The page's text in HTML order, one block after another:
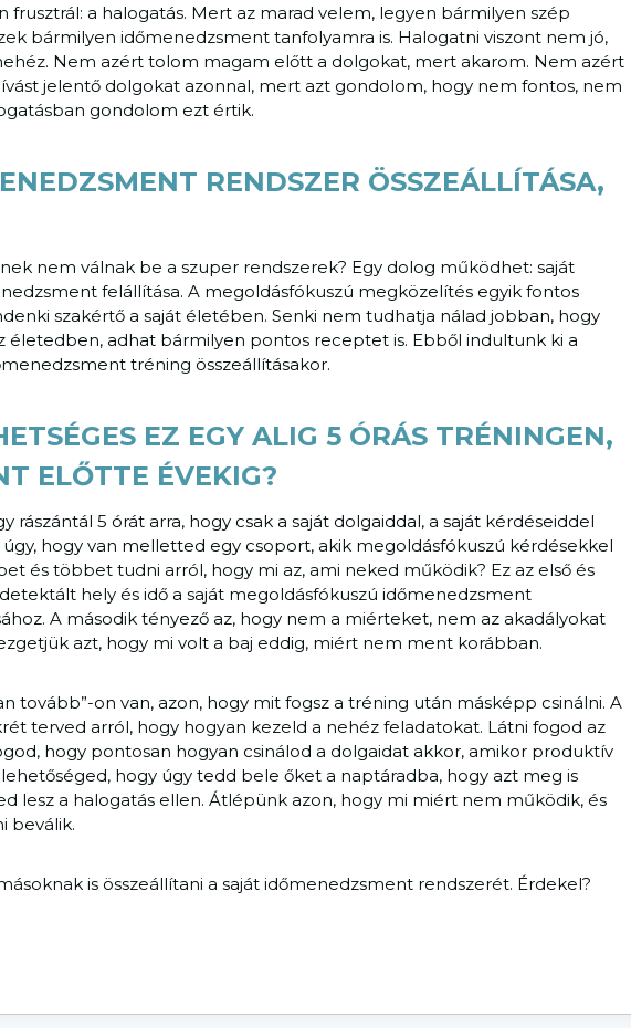
frusztrál: a halogatás. Mert az marad velem, legyen bármilyen szép
bármilyen időmenedzsment tanfolyamra is. Halogatni viszont nem jó,
Nem azért tolom magam előtt a dolgokat, mert akarom. Nem azért
jelentő dolgokat azonnal, mert azt gondolom, hogy nem fontos, nem
gondolom ezt értik.
RENDSZER ÖSSZEÁLLÍTÁSA,
nem válnak be a szuper rendszerek? Egy dolog működhet: saját
felállítása. A megoldásfókuszú megközelítés egyik fontos
szakértő a saját életében. Senki nem tudhatja nálad jobban, hogy
életedben, adhat bármilyen pontos receptet is. Ebből indultunk ki a
tréning összeállításakor.
EZ EGY ALIG 5 ÓRÁS TRÉNINGEN,
ELŐTTE ÉVEKIG?
rászántál 5 órát arra, hogy csak a saját dolgaiddal, a saját kérdéseiddel
úgy, hogy van melletted egy csoport, akik megoldásfókuszú kérdésekkel
és többet tudni arról, hogy mi az, ami neked működik? Ez az első és
hely és idő a saját megoldásfókuszú időmenedzsment
A második tényező az, hogy nem a miérteket, nem az akadályokat
azt, hogy mi volt a baj eddig, miért nem ment korábban.
tovább”-on van, azon, hogy mit fogsz a tréning után másképp csinálni. A
terved arról, hogy hogyan kezeld a nehéz feladatokat. Látni fogod az
hogy pontosan hogyan csinálod a dolgaidat akkor, amikor produktív
lehetőséged, hogy úgy tedd bele őket a naptáradba, hogy azt meg is
lesz a halogatás ellen. Átlépünk azon, hogy mi miért nem működik, és
beválik.
is összeállítani a saját időmenedzsment rendszerét. Érdekel?